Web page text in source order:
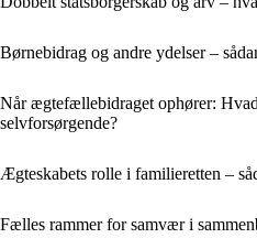
Børnebidrag og andre ydelser –
Når ægtefællebidraget ophører:
selvforsørgende?
Ægteskabets rolle i familieretten –
Fælles rammer for samvær i